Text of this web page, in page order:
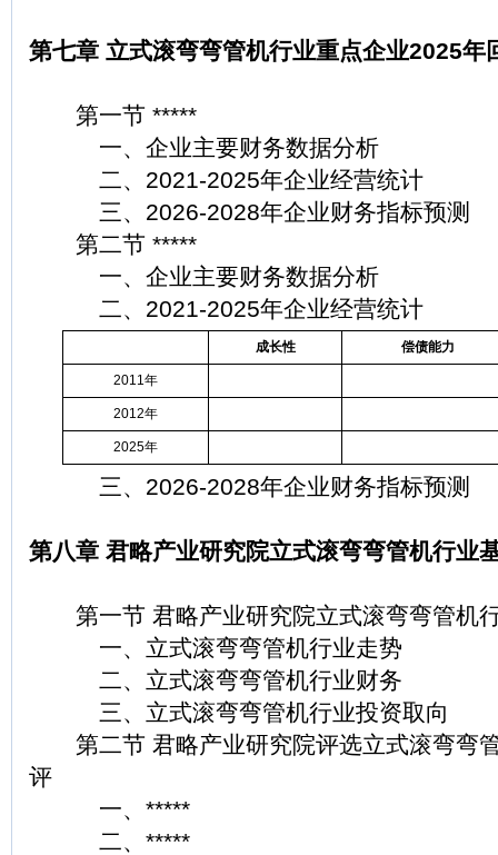
第七章 立式滚弯弯管机行业重点企业2025年
第一节 *****
一、企业主要财务数据分析
二、2021-2025年企业经营统计
三、2026-2028年企业财务指标预测
第二节 *****
一、企业主要财务数据分析
二、2021-2025年企业经营统计
成长性 偿债能力
2011年
2012年
2025年
三、2026-2028年企业财务指标预测
第八章 君略产业研究院立式滚弯弯管机行业
第一节 君略产业研究院立式滚弯弯管机
一、立式滚弯弯管机行业走势
二、立式滚弯弯管机行业财务
三、立式滚弯弯管机行业投资取向
第二节 君略产业研究院评选立式滚弯弯
评
一、*****
二、*****